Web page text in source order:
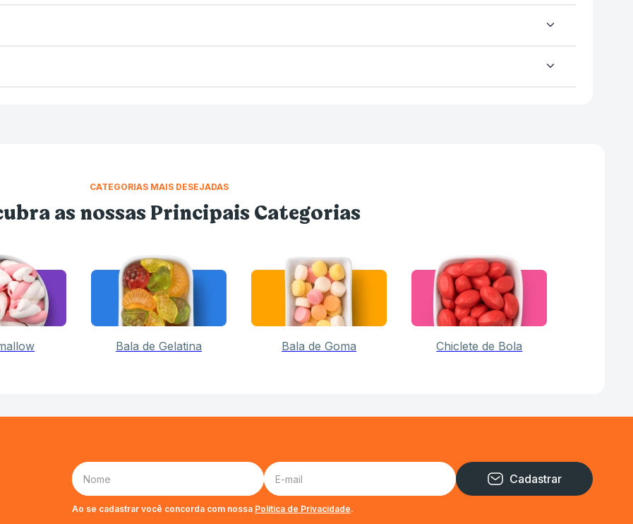
CATEGORIAS MAIS DESEJADAS
as nossas Principais Categorias
Bala de Gelatina Bala de Goma Chiclete de Bola
Cadastrar
Ao se cadastrar você concorda com nossa Política de Privacidade.